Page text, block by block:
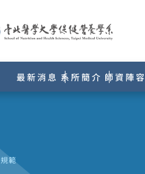
最新消息 系所簡介 師資陣容
規範